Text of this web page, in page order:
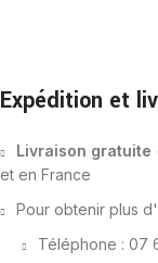
Expédition et
Livraison gratuite
et en France
Pour obtenir plus
Téléphone : 07